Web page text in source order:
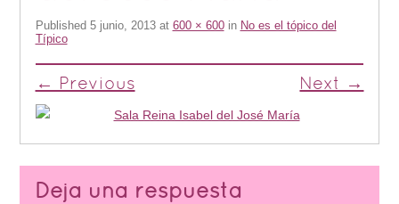
Published 5 junio, 2013at 600 × 600in No es el tópico del
Típico
← Previous Next →
Deja una respuesta